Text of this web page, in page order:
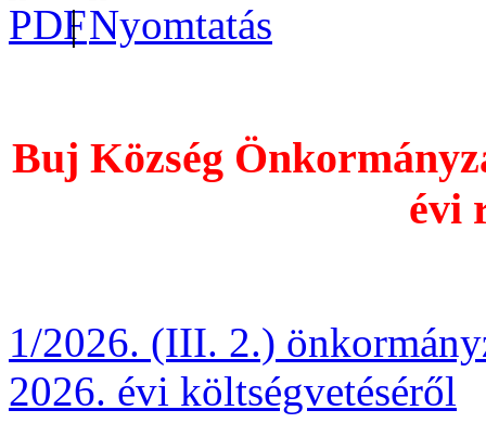
|
Buj Község
évi
1/2026. (III. 2.)
2026. évi költségvetéséről